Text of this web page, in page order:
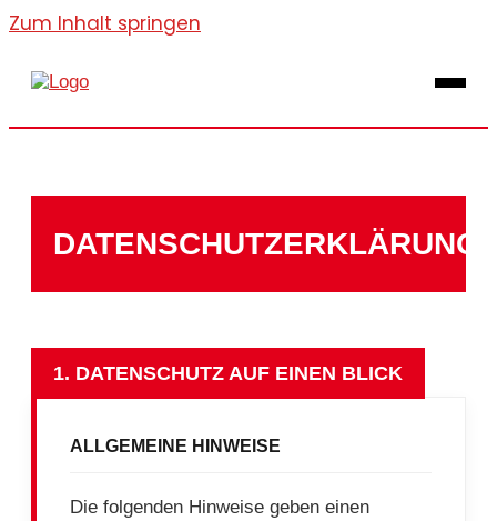
Zum Inhalt springen
DATENSCHUTZERKLÄRUNG
1. DATENSCHUTZ AUF EINEN BLICK
ALLGEMEINE HINWEISE
Die folgenden Hinweise geben einen